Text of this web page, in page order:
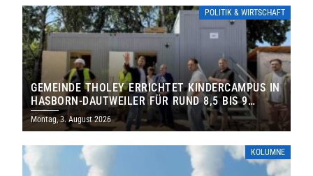
POLITIK & WIRTSCHAFT
GEMEINDE THOLEY ERRICHTET KINDERCAMPUS IN
HASBORN-DAUTWEILER FÜR RUND 8,5 BIS 9
MILLIONEN EURO
Montag, 3. August 2026
KOLUMNE